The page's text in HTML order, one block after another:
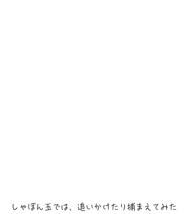
しゃぼん玉では、追いかけたり捕まえてみた